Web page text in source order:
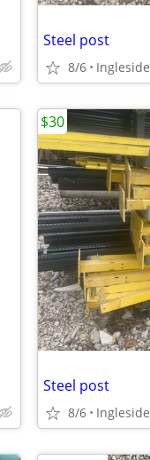
Steel post
8/6 Ingleside
Steel post
8/6 Ingleside
$30